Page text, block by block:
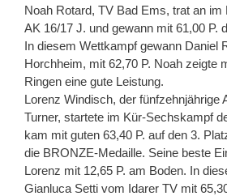
Noah Rotard, TV Bad Ems, trat an
AK 16/17 J. und gewann mit 61,00 P.
In diesem Wettkampf gewann Daniel
Horchheim, mit 62,70 P. Noah zeigte
Ringen eine gute Leistung.
Lorenz Windisch, der fünfzehnjährige
Turner, startete im Kür-Sechskampf
kam mit guten 63,40 P. auf den 3.
die BRONZE-Medaille. Seine beste
Lorenz mit 12,65 P. am Boden. In
Gianluca Setti vom Idarer TV mit